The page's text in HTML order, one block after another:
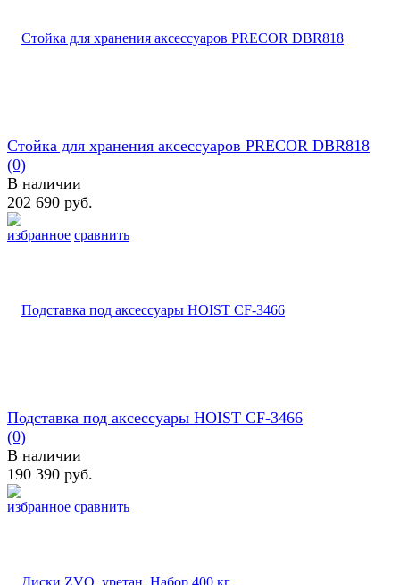
избранное сравнить
Стойка для хранения аксессуаров PRECOR DBR818
(0)
В наличии
202 690 руб.
избранное сравнить
Подставка под аксессуары HOIST CF-3466
(0)
В наличии
190 390 руб.